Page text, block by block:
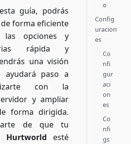
guía, podrás
forma eficiente
opciones y
rápida y
una visión
ayudará paso a
con la
y ampliar
forma dirigida.
de que tu
Hurtworld esté
o
Config
uracion
es
Co
nfi
gur
aci
on
es
Co
nfi
gs